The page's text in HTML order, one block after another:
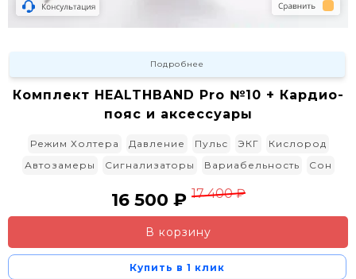
Подробнее
Комплект HEALTHBAND Pro №10 + Кардио-
пояс и аксессуары
Режим Холтера Давление Пульс ЭКГ
Кислород
Автозамеры
Сигнализаторы Вариабельность Сон
16 500 ₽ 17 400 ₽
В корзину
Купить в 1 клик